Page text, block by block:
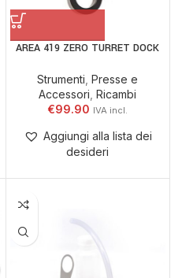
AREA 419 ZERO TURRET DOCK
Strumenti ,Presse e
Accessori ,Ricambi
€99.90
Aggiungi alla lista dei
desideri